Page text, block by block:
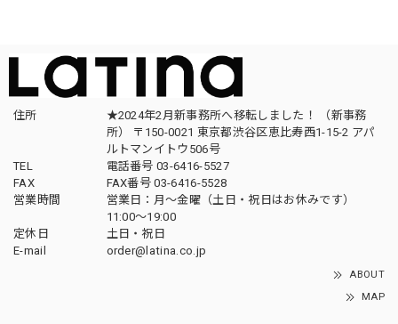
住所
★2024年2月新事務所へ移転しました！ （新事務
所） 〒150-0021 東京都渋谷区恵比寿西1-15-2 アパ
ルトマンイトウ506号
TEL
電話番号 03-6416-5527
FAX
FAX番号 03-6416-5528
営業時間
営業日：月〜金曜（土日・祝日はお休みです）
11:00〜19:00
定休日
土日・祝日
E-mail
order@latina.co.jp
ABOUT
MAP